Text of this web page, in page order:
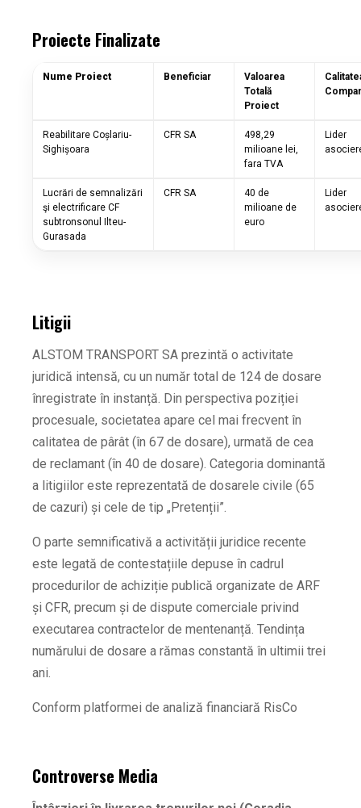
Proiecte Finalizate
Nume Proiect Beneficiar
Valoarea
Totală
Proiect
Reabilitare Coșlariu-
Sighișoara
CFR SA
498,29
milioane lei,
fara TVA
Lider
Lucrări de semnalizări
şi electrificare CF
subtronsonul Ilteu-
Gurasada
CFR SA
40 de
milioane de
euro
Lider
Litigii
ALSTOM TRANSPORT SA prezintă o activitate
juridică intensă, cu un număr total de 124 de dosare
înregistrate în instanță. Din perspectiva poziției
procesuale, societatea apare cel mai frecvent în
calitatea de pârât (în 67 de dosare), urmată de cea
de reclamant (în 40 de dosare). Categoria dominantă
a litigiilor este reprezentată de dosarele civile (65
de cazuri) și cele de tip „Pretenții”.
O parte semnificativă a activității juridice recente
este legată de contestațiile depuse în cadrul
procedurilor de achiziție publică organizate de ARF
și CFR, precum și de dispute comerciale privind
executarea contractelor de mentenanță. Tendința
numărului de dosare a rămas constantă în ultimii trei
ani.
Conform platformei de analiză financiară RisCo
Controverse Media